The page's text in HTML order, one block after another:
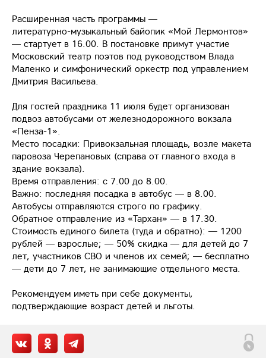
Расширенная часть программы —
литературно‑музыкальный байопик «Мой Лермонтов»
— стартует в 16.00. В постановке примут участие
Московский театр поэтов под руководством Влада
Маленко и симфонический оркестр под управлением
Дмитрия Васильева.
Для гостей праздника 11 июля будет организован
подвоз автобусами от железнодорожного вокзала
«Пенза-1».
Место посадки: Привокзальная площадь, возле макета
паровоза Черепановых (справа от главного входа в
здание вокзала).
Время отправления: с 7.00 до 8.00.
Важно: последняя посадка в автобус — в 8.00.
Автобусы отправляются строго по графику.
Обратное отправление из «Тархан» — в 17.30.
Стоимость единого билета (туда и обратно): — 1200
рублей — взрослые; — 50% скидка — для детей до 7
лет, участников СВО и членов их семей; — бесплатно
— дети до 7 лет, не занимающие отдельного места.
Рекомендуем иметь при себе документы,
подтверждающие возраст детей и льготы.